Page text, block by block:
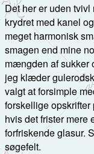
Det her er uden
krydret med kanel
meget harmonisk
smagen end mine
mængden af sukker
jeg klæder
valgt at forsimple
forskellige
hvis det frister mere
forfriskende glasur.
søgefelt.